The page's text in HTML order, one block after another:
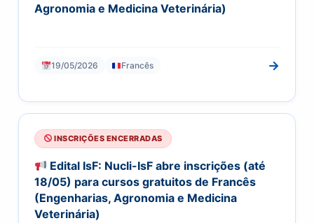
Agronomia e Medicina Veterinária)
19/05/2026 Francês →
INSCRIÇÕES ENCERRADAS
Edital IsF: Nucli-IsF abre inscrições (até
18/05) para cursos gratuitos de Francês
(Engenharias, Agronomia e Medicina
Veterinária)